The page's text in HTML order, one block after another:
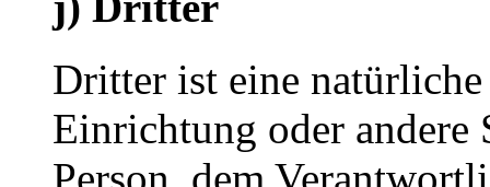
Dritter ist eine
Einrichtung oder andere